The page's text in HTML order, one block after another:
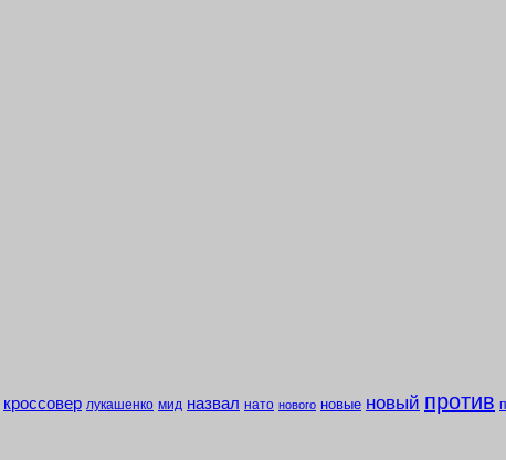
кроссовер лукашенко мид назвал нато нового новые новый против